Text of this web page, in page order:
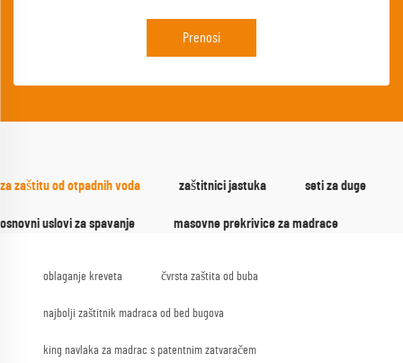
Prenosi
za zaštitu od otpadnih voda zaštitnici jastuka seti za duge
osnovni uslovi za spavanje masovne prekrivice za madrace
oblaganje kreveta čvrsta zaštita od buba
najbolji zaštitnik madraca od bed bugova
king navlaka za madrac s patentnim zatvaračem